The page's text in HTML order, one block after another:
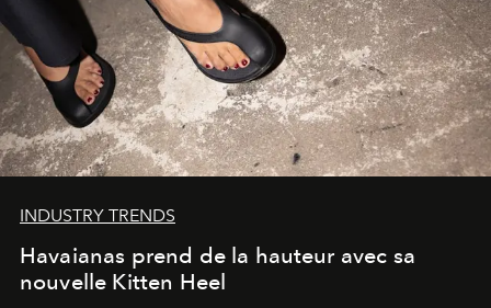
INDUSTRY TRENDS
Havaianas prend de la hauteur avec sa
nouvelle Kitten Heel